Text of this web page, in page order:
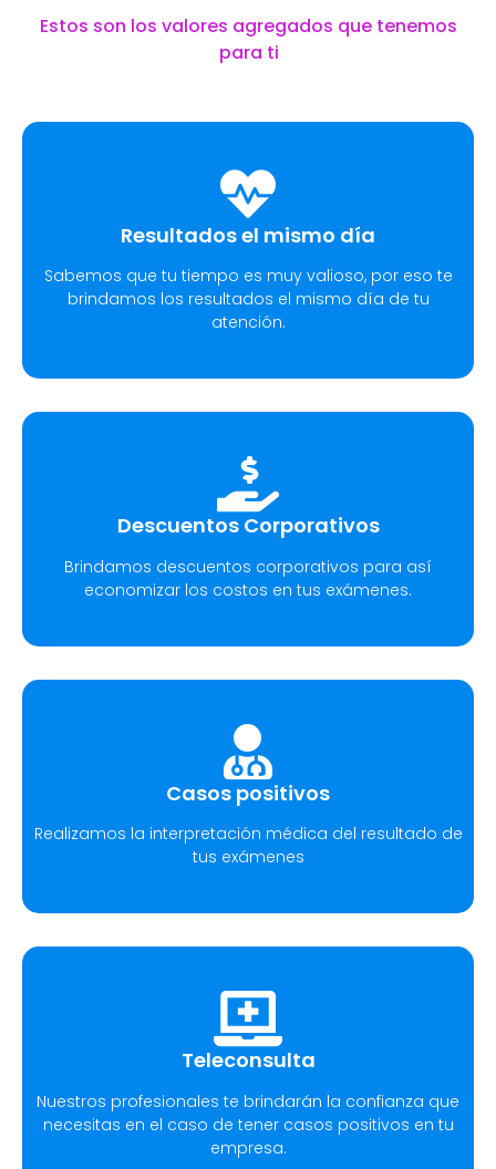
Estos son los valores agregados que tenemos
para ti
Resultados el mismo día
Sabemos que tu tiempo es muy valioso, por eso te
brindamos los resultados el mismo día de tu
atención.
Descuentos Corporativos
Brindamos descuentos corporativos para así
economizar los costos en tus exámenes.
Casos positivos
Realizamos la interpretación médica del resultado de
tus exámenes
Teleconsulta
Nuestros profesionales te brindarán la confianza que
necesitas en el caso de tener casos positivos en tu
empresa.